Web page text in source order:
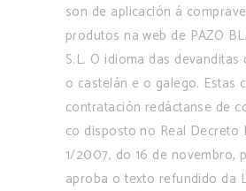
son de aplicación á
produtos na web de PAZO
S.L. O idioma das
o castelán e o galego. Estas
contratación redáctanse de
co disposto no Real Decreto
1/2007, do 16 de novembro,
aproba o texto refundido da